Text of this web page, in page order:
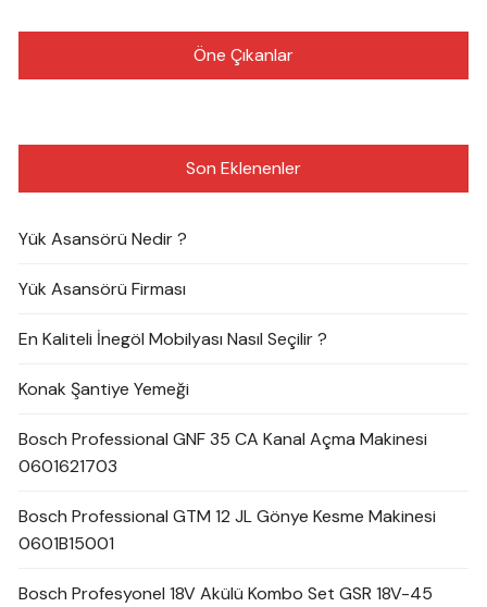
Öne Çıkanlar
Son Eklenenler
Yük Asansörü Nedir ?
Yük Asansörü Firması
En Kaliteli İnegöl Mobilyası Nasıl Seçilir ?
Konak Şantiye Yemeği
Bosch Professional GNF 35 CA Kanal Açma Makinesi
0601621703
Bosch Professional GTM 12 JL Gönye Kesme Makinesi
0601B15001
Bosch Profesyonel 18V Akülü Kombo Set GSR 18V-45